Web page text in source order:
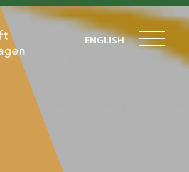
ENGLISH